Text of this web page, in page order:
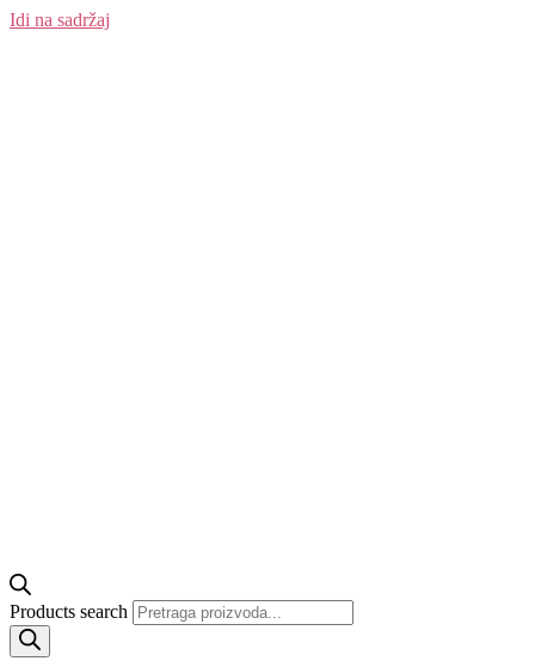
Idi na sadržaj
Products search